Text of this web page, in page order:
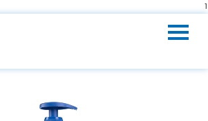
Toggle